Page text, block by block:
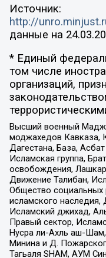
Источник:
http://
данные на
* Единый
том числе
организаций,
Высший военный
моджахедов Кавказа,
Дагестана, База,
Исламская группа,
освобождения,
Движение Талибан,
Общество
исламского
Исламский джихад,
Правый сектор,
Нусра ли-Ахль аш-
Минина и Д.
Тагьаля SHAM, АУМ